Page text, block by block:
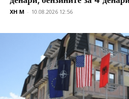
XH M - 10.08.2026 12:56